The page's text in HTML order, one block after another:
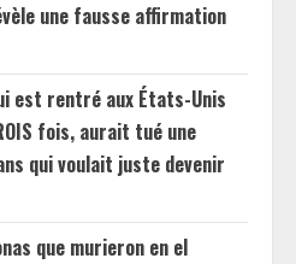
une fausse affirmation
est rentré aux États-Unis
fois, aurait tué une
qui voulait juste devenir
que murieron en el